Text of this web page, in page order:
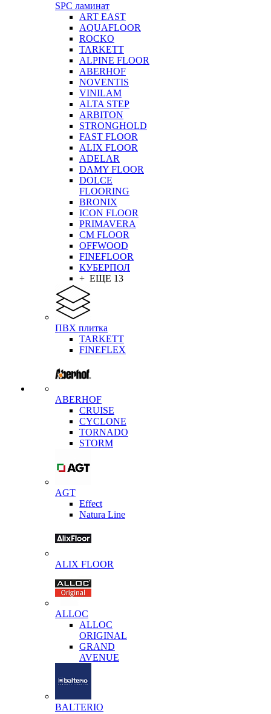
SPC ламинат
ART EAST
AQUAFLOOR
ROCKO
TARKETT
ALPINE FLOOR
ABERHOF
NOVENTIS
VINILAM
ALTA STEP
ARBITON
STRONGHOLD
FAST FLOOR
ALIX FLOOR
ADELAR
DAMY FLOOR
DOLCE
FLOORING
BRONIX
ICON FLOOR
PRIMAVERA
CM FLOOR
OFFWOOD
FINEFLOOR
КУБЕРПОЛ
+ ЕЩЕ 13
ПВХ плитка
TARKETT
FINEFLEX
ABERHOF
CRUISE
CYCLONE
TORNADO
STORM
AGT
Effect
Natura Line
ALIX FLOOR
ALLOC
ALLOC
ORIGINAL
GRAND
AVENUE
BALTERIO